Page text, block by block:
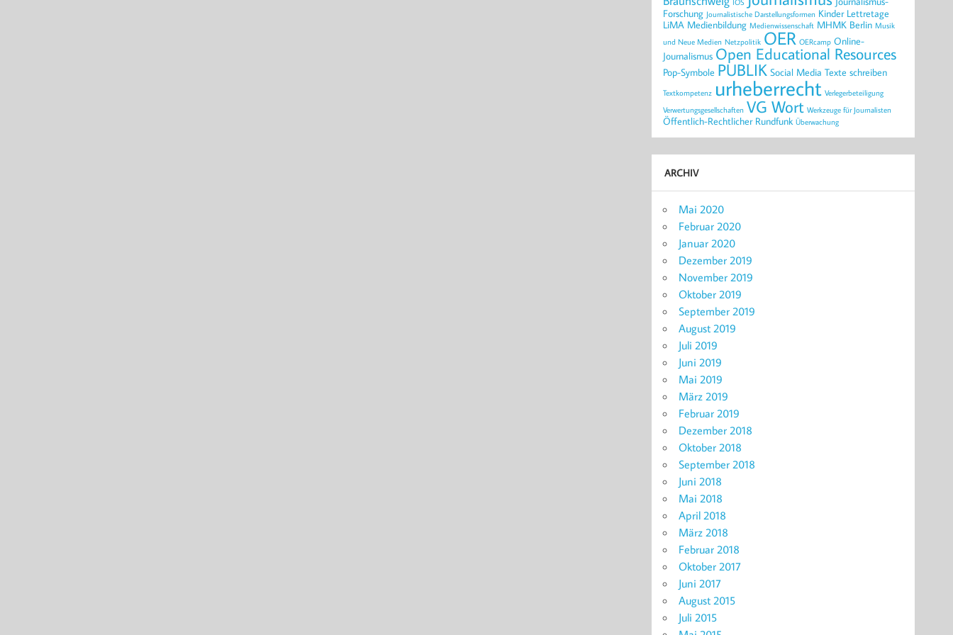
IOS
Forschung Journalistische Darstellungsformen Kinder Lettretage
LiMA Medienbildung Medienwissenschaft MHMK Berlin Musik
und Neue Medien Netzpolitik OER OERcamp Online-
Journalismus Open Educational Resources
Pop-Symbole PUBLIK Social Media Texte schreiben
Textkompetenz urheberrecht Verlegerbeteiligung
Verwertungsgesellschaften VG Wort Werkzeuge für Journalisten
Öffentlich-Rechtlicher Rundfunk Überwachung
ARCHIV
Mai 2020
Februar 2020
Januar 2020
Dezember 2019
November 2019
Oktober 2019
September 2019
August 2019
Juli 2019
Juni 2019
Mai 2019
März 2019
Februar 2019
Dezember 2018
Oktober 2018
September 2018
Juni 2018
Mai 2018
April 2018
März 2018
Februar 2018
Oktober 2017
Juni 2017
August 2015
Juli 2015